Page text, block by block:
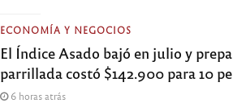
ECONOMÍA Y NEGOCIOS
El Índice Asado bajó en julio y
parrillada costó $142.900 para 10
6 horas atrás